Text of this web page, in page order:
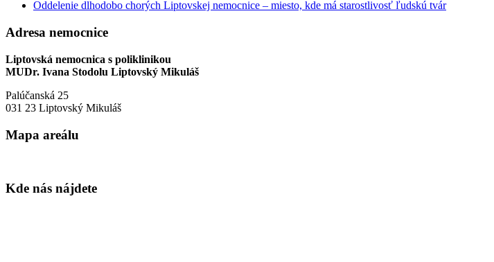
Oddelenie dlhodobo chorých Liptovskej nemocnice – miesto, kde má starostlivosť ľudskú tvár
Adresa nemocnice
Liptovská nemocnica s poliklinikou
MUDr. Ivana Stodolu Liptovský Mikuláš
Palúčanská 25
031 23 Liptovský Mikuláš
Mapa areálu
Kde nás nájdete